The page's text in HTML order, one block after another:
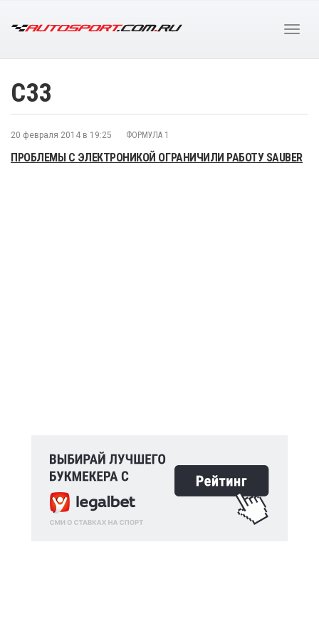
С33
20 февраля 2014 в 19:25 ФОРМУЛА 1
ПРОБЛЕМЫ С ЭЛЕКТРОНИКОЙ ОГРАНИЧИЛИ РАБОТУ SAUBER